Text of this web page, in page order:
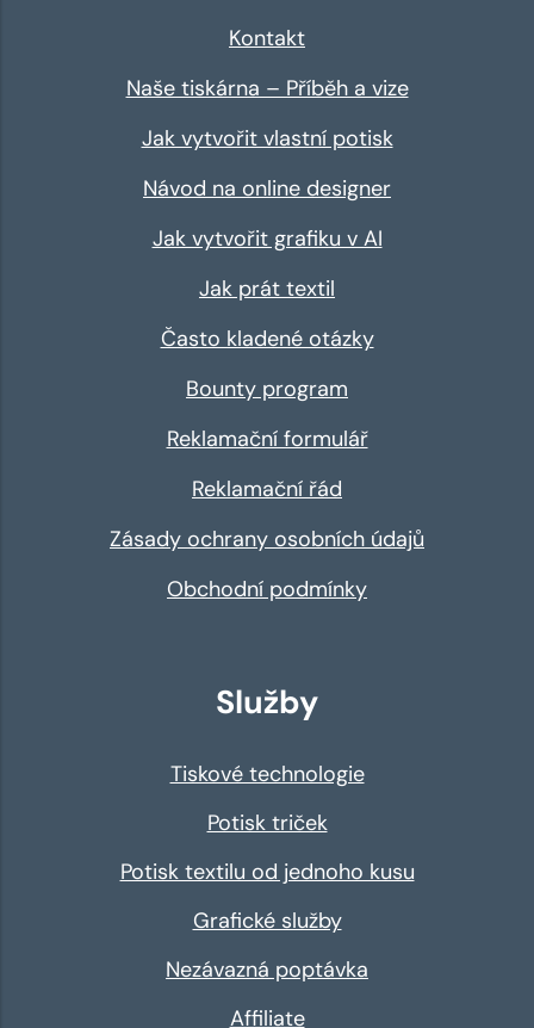
Kontakt
Naše tiskárna – Příběh a vize
Jak vytvořit vlastní potisk
Návod na online designer
Jak vytvořit grafiku v AI
Jak prát textil
Často kladené otázky
Bounty program
Reklamační formulář
Reklamační řád
Zásady ochrany osobních údajů
Obchodní podmínky
Služby
Tiskové technologie
Potisk triček
Potisk textilu od jednoho kusu
Grafické služby
Nezávazná poptávka
Affiliate